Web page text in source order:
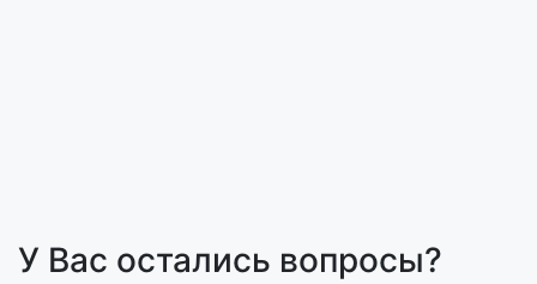
У Вас остались вопросы?